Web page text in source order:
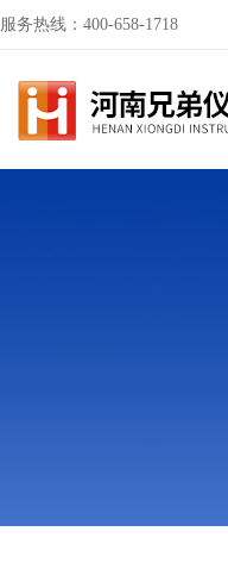
服务热线：400-658-1718